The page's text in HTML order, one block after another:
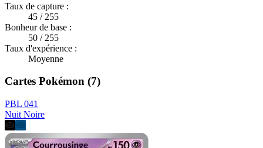
Taux de capture :
45 / 255
Bonheur de base :
50 / 255
Taux d'expérience :
Moyenne
Cartes Pokémon (7)
PBL 041
Nuit Noire